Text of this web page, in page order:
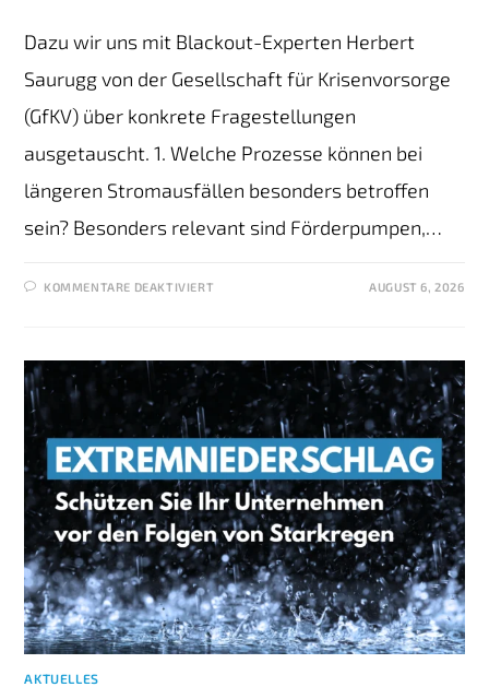
Dazu wir uns mit Blackout-Experten Herbert
Saurugg von der Gesellschaft für Krisenvorsorge
(GfKV) über konkrete Fragestellungen
ausgetauscht. 1. Welche Prozesse können bei
längeren Stromausfällen besonders betroffen
sein? Besonders relevant sind Förderpumpen,…
KOMMENTARE DEAKTIVIERT AUGUST 6, 2026
AKTUELLES